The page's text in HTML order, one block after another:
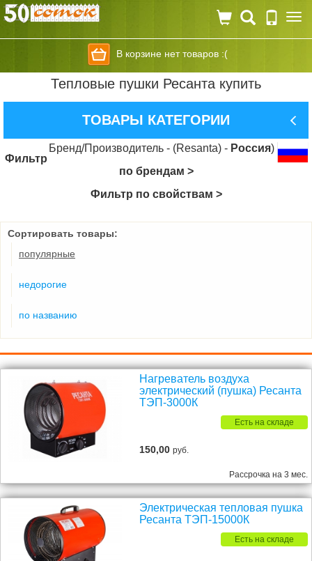
В корзине нет товаров :(
Тепловые пушки Ресанта купить
ТОВАРЫ КАТЕГОРИИ
Бренд/Производитель - (Resanta) - Россия)
Фильтр
по брендам >
Фильтр по свойствам >
Сортировать товары:
популярные
недорогие
по названию
Нагреватель воздуха
электрический (пушка) Ресанта
ТЭП-3000К
Есть на складе
150,00руб.
Рассрочка на 3 мес.
Электрическая тепловая пушка
Ресанта ТЭП-15000К
Есть на складе